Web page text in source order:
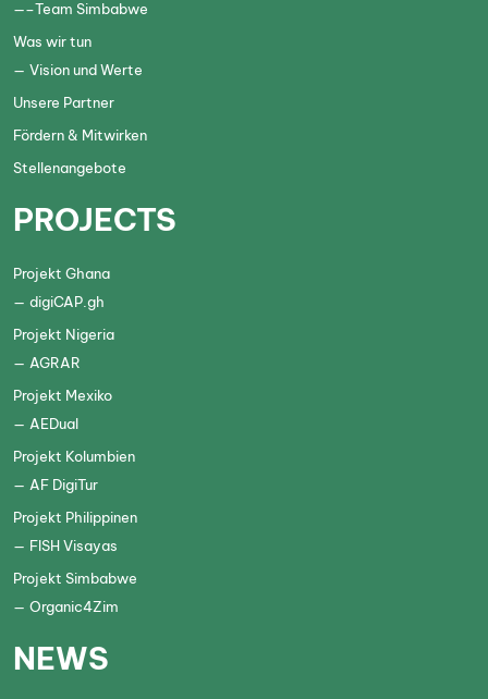
Team Simbabwe
Was wir tun
Vision und Werte
Unsere Partner
Fördern & Mitwirken
Stellenangebote
PROJECTS
Projekt Ghana
digiCAP.gh
Projekt Nigeria
AGRAR
Projekt Mexiko
AEDual
Projekt Kolumbien
AF DigiTur
Projekt Philippinen
FISH Visayas
Projekt Simbabwe
Organic4Zim
NEWS